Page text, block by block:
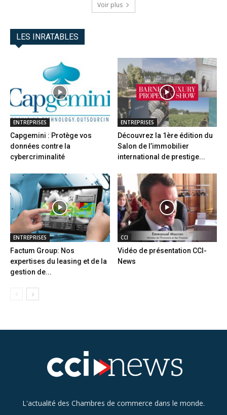
Voir plus
LES INRATABLES
ENTREPRISES
Capgemini : Protège vos
données contre la
cybercriminalité
ENTREPRISES
Découvrez la 1ère édition du
Salon de l’immobilier
international de prestige...
ENTREPRISES
Factum Group: Nos
expertises du leasing et de la
gestion de...
CCI
Vidéo de présentation CCI-
News
L'actualité des Chambres de commerce dans le monde.